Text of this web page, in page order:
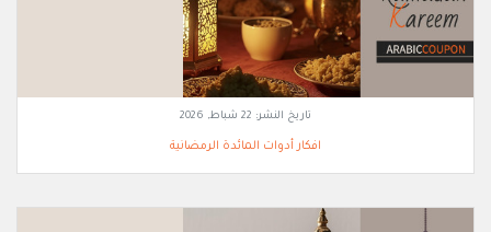
تاريخ النشر: 22 شباط, 2026
افكار أدوات المائدة الرمضانية